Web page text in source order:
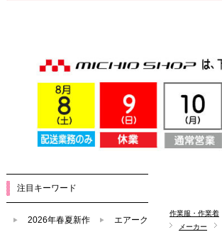
作業服・作業着
メーカー
注目キーワード
2026年春夏新作
エアーク